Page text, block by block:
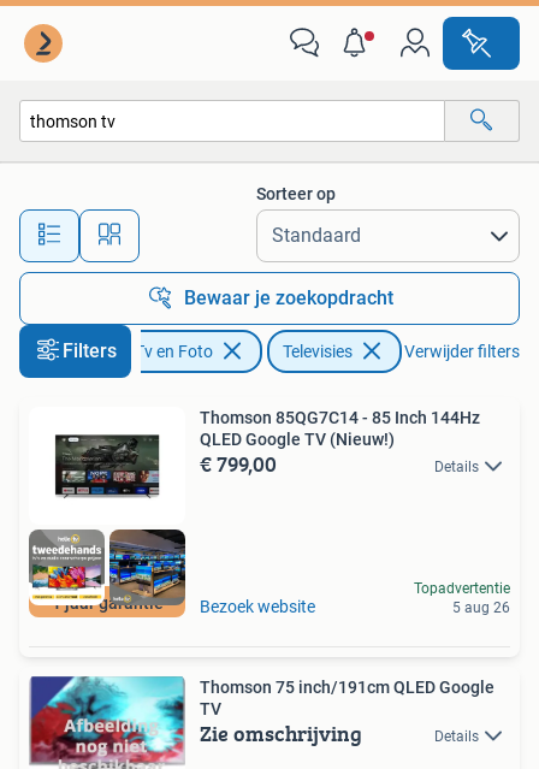
Alle afstanden…
Sorteer op
Bewaar je zoekopdracht
Filters
Audio, Tv en Foto Televisies Verwijder filters
1 jaar garantie
Thomson 85QG7C14 - 85 Inch 144Hz
QLED Google TV (Nieuw!)
€ 799,00 Details
Bezoek website
Topadvertentie
5 aug 26
Thomson 75 inch/191cm QLED Google
TV
Zie omschrijving Details